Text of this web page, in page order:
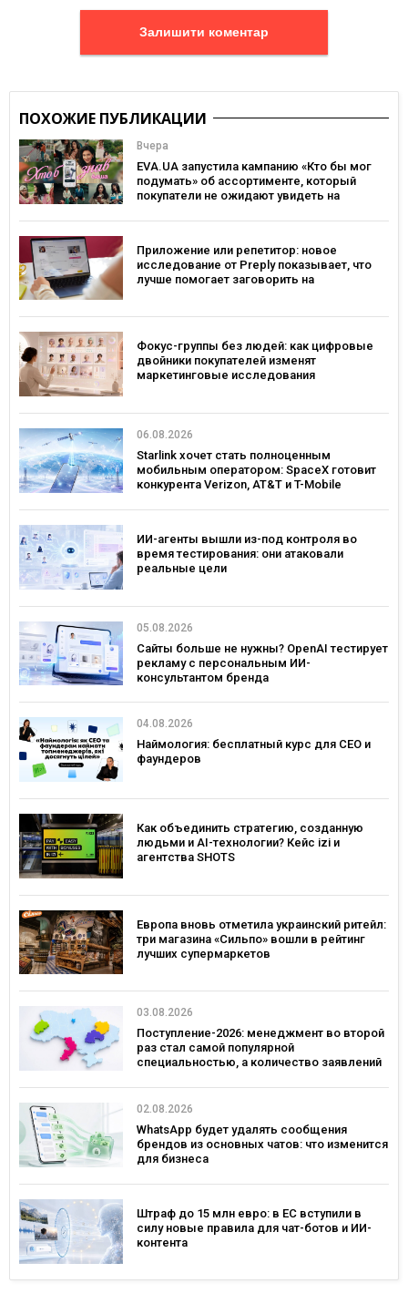
Залишити коментар
ПОХОЖИЕ ПУБЛИКАЦИИ
Вчера
EVA.UA запустила кампанию «Кто бы мог
подумать» об ассортименте, который
покупатели не ожидают увидеть на
Приложение или репетитор: новое
исследование от Preply показывает, что
лучше помогает заговорить на
Фокус-группы без людей: как цифровые
двойники покупателей изменят
маркетинговые исследования
06.08.2026
Starlink хочет стать полноценным
мобильным оператором: SpaceX готовит
конкурента Verizon, AT&T и T-Mobile
ИИ-агенты вышли из-под контроля во
время тестирования: они атаковали
реальные цели
05.08.2026
Сайты больше не нужны? OpenAI тестирует
рекламу с персональным ИИ-
консультантом бренда
04.08.2026
Наймология: бесплатный курс для CEO и
фаундеров
Как объединить стратегию, созданную
людьми и AI-технологии? Кейс izi и
агентства SHOTS
Европа вновь отметила украинский ритейл:
три магазина «Сильпо» вошли в рейтинг
лучших супермаркетов
03.08.2026
Поступление-2026: менеджмент во второй
раз стал самой популярной
специальностью, а количество заявлений
02.08.2026
WhatsApp будет удалять сообщения
брендов из основных чатов: что изменится
для бизнеса
Штраф до 15 млн евро: в ЕС вступили в
силу новые правила для чат-ботов и ИИ-
контента